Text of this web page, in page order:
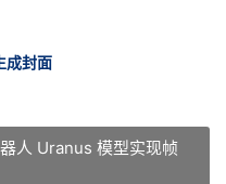
成封面
人 Uranus 模型实现帧